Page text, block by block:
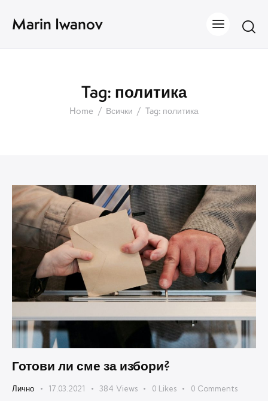
Marin Iwanov
Tag: политика
Home Всички Tag: политика
Готови ли сме за избори?
Лично 17.03.2021 384 Views 0 Likes 0 Comments